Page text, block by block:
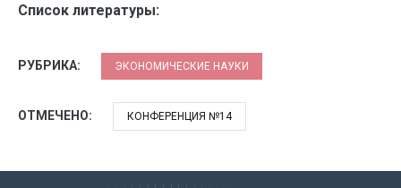
Список литературы:
РУБРИКА: ЭКОНОМИЧЕСКИЕ НАУКИ
ОТМЕЧЕНО: КОНФЕРЕНЦИЯ №14